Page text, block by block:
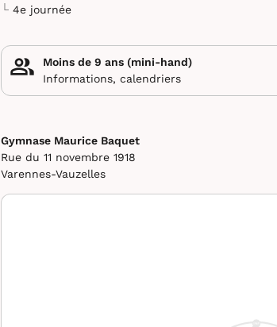
4e journée
Moins de 9 ans (mini-hand)
Informations, calendriers
Gymnase Maurice Baquet
Rue du 11 novembre 1918
Varennes-Vauzelles